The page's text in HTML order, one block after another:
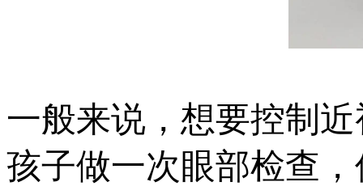
一般来说，想要控制
孩子做一次眼部检查